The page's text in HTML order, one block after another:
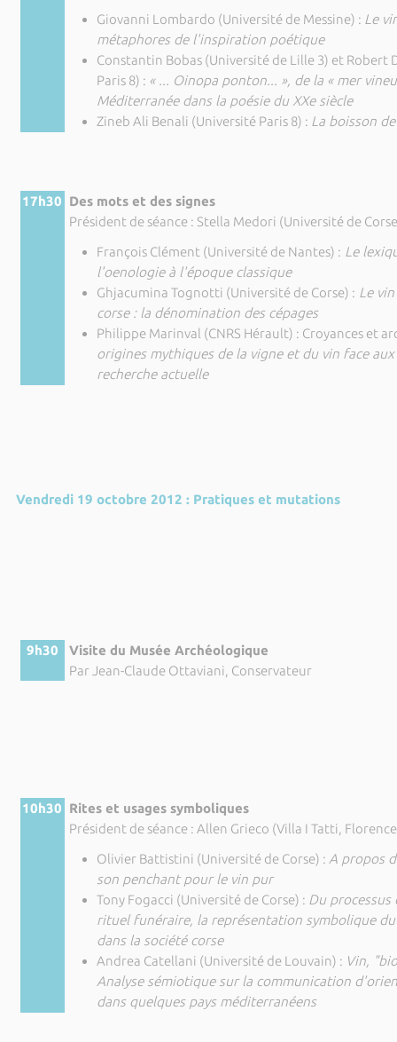
Giovanni Lombardo (Université de Messine) : Le
métaphores de l'inspiration poétique
Constantin Bobas (Université de Lille 3) et Robert
Paris 8) : « ... Oinopa ponton... », de la « mer
Méditerranée dans la poésie du XXe siècle
Zineb Ali Benali (Université Paris 8) : La boisson
17h30 Des mots et des signes
Président de séance : Stella Medori (Université de
François Clément (Université de Nantes) : Le
l'oenologie à l'époque classique
Ghjacumina Tognotti (Université de Corse) : Le
corse : la dénomination des cépages
Philippe Marinval (CNRS Hérault) : Croyances et
origines mythiques de la vigne et du vin face
recherche actuelle
Vendredi 19 octobre 2012 : Pratiques et mutations
9h30
Visite du Musée Archéologique
Par Jean-Claude Ottaviani, Conservateur
10h30 Rites et usages symboliques
Président de séance : Allen Grieco (Villa I Tatti,
Olivier Battistini (Université de Corse) : A propos
son penchant pour le vin pur
Tony Fogacci (Université de Corse) : Du
rituel funéraire, la représentation symbolique
dans la société corse
Andrea Catellani (Université de Louvain) : Vin,
Analyse sémiotique sur la communication
dans quelques pays méditerranéens